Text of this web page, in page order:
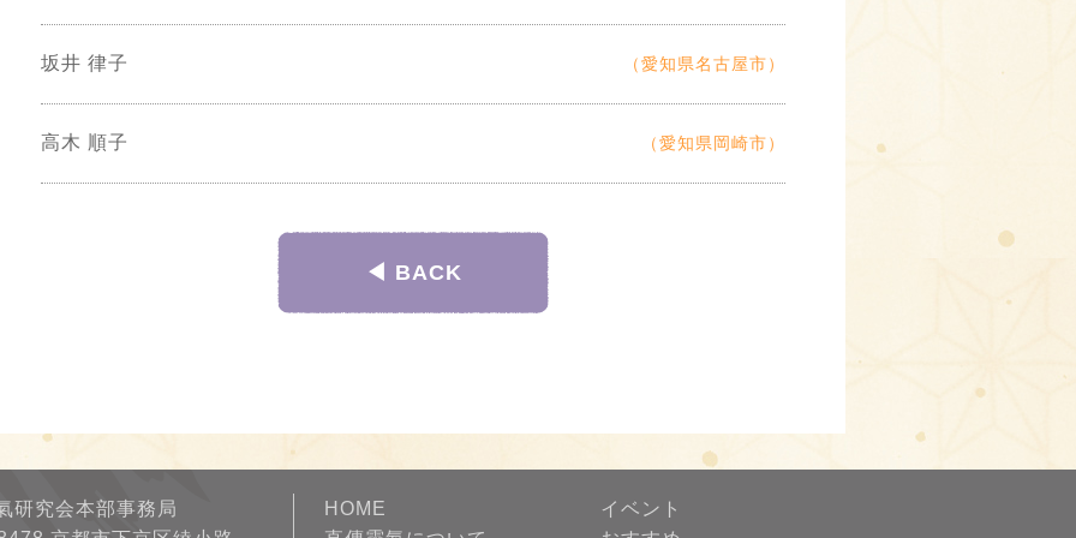
坂井 律子 （愛知県名古屋市）
高木 順子 （愛知県岡崎市）
◀︎ BACK
研究会本部事務局
HOME
イベント